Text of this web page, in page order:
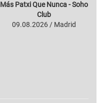
Más Patxi Que Nunca - Soho
Club
09.08.2026 / Madrid